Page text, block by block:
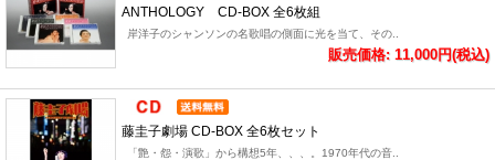
ANTHOLOGY CD-BOX 全6枚組
岸洋子のシャンソンの名歌唱の側面に光を当て、その..
販売価格: 11,000円(税込)
藤圭子劇場 CD-BOX 全6枚セット
「艶・怨・演歌」から構想5年、、、。1970年代の音..